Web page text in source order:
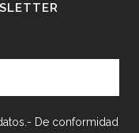
De conformidad